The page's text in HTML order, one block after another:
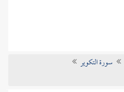
سورة التكوير